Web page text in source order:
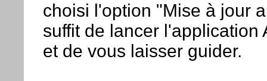
choisi l'option "Mise à jour
suffit de lancer l'application
et de vous laisser guider.